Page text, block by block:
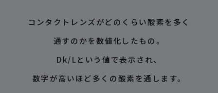
コンタクトレンズがどのくらい酸素を多く
通すのかを数値化したもの。
Dk/Lという値で表示され、
数字が高いほど多くの酸素を通します。